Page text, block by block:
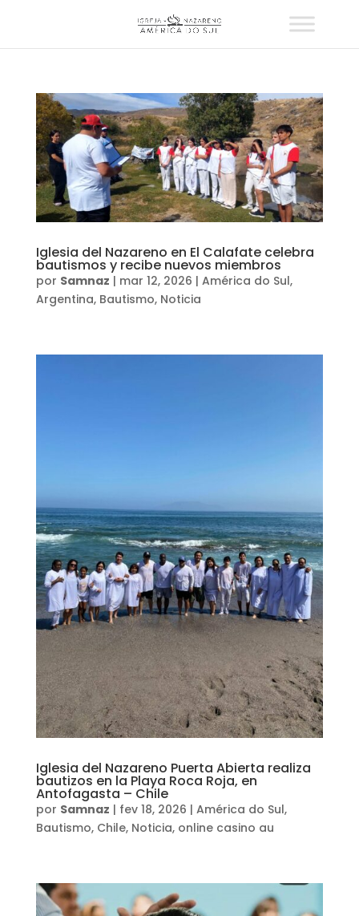
Iglesia del Nazareno en El Calafate celebra
bautismos y recibe nuevos miembros
por Samnaz | mar 12, 2026 | América do Sul,
Argentina, Bautismo, Noticia
Iglesia del Nazareno Puerta Abierta realiza
bautizos en la Playa Roca Roja, en
Antofagasta – Chile
por Samnaz | fev 18, 2026 | América do Sul,
Bautismo, Chile, Noticia, online casino au